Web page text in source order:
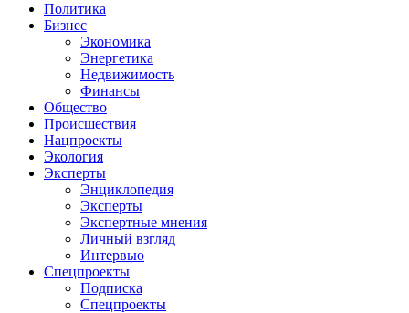
Политика
Бизнес
Экономика
Энергетика
Недвижимость
Финансы
Общество
Происшествия
Нацпроекты
Экология
Эксперты
Энциклопедия
Эксперты
Экспертные мнения
Личный взгляд
Интервью
Спецпроекты
Подписка
Спецпроекты